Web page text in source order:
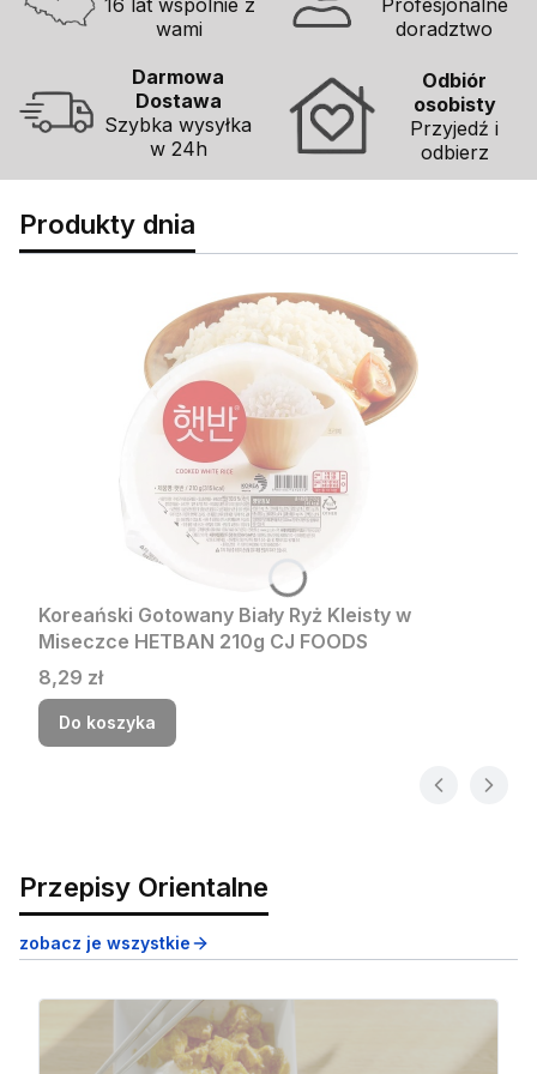
wami
doradztwo
Darmowa
Dostawa
Szybka wysyłka
w 24h
Odbiór
osobisty
Przyjedź i
odbierz
Produkty dnia
Koreański Gotowany Biały Ryż Kleisty w
Miseczce HETBAN 210g CJ FOODS
Cena
8,29 zł
Do koszyka
Przepisy Orientalne
zobacz je wszystkie